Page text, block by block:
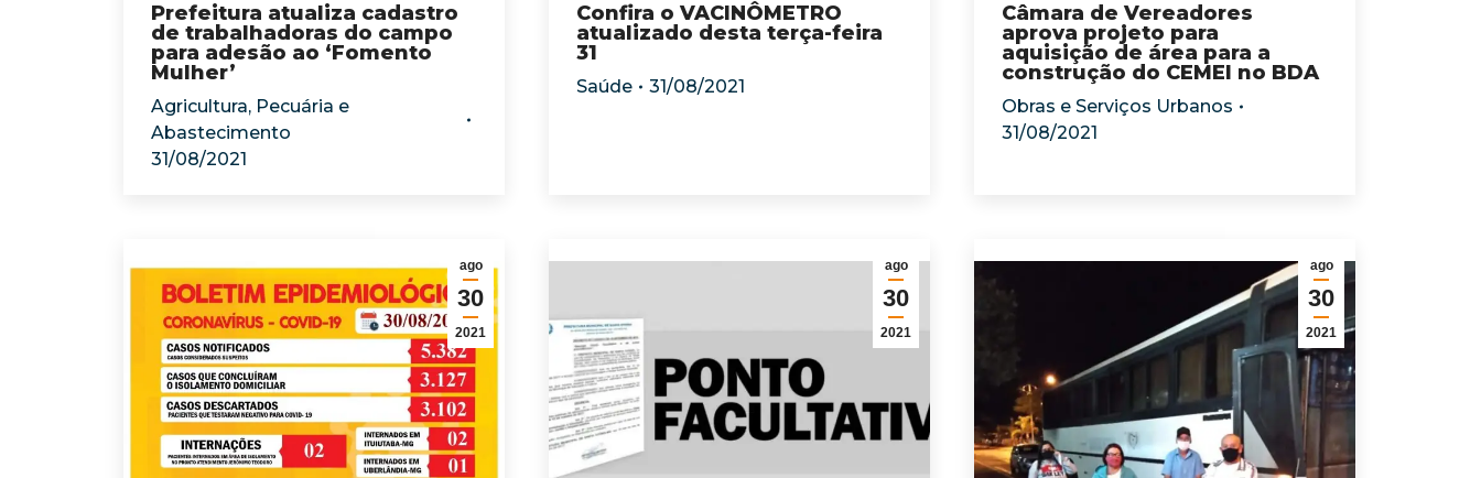
Prefeitura atualiza cadastro
de trabalhadoras do campo
para adesão ao ‘Fomento
Mulher’
Agricultura, Pecuária e
Abastecimento
31/08/2021
Confira o VACINÔMETRO
atualizado desta terça-feira
31
Saúde 31/08/2021
Câmara de Vereadores
aprova projeto para
aquisição de área para a
construção do CEMEI no BDA
Obras e Serviços Urbanos
31/08/2021
ago
30
2021
ago
30
2021
ago
30
2021